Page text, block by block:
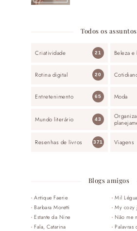
Todos os assuntos
Criatividade 21 Beleza e
Rotina digital 20
Entretenimento 65 Moda
Mundo literário 43
Resenhas de livros 371 Viagens
Blogs amigos
Antique Faerie
Barbara Moretti
Estante da Nine
Fala, Catarina
Mil
My cozy
Não me
Palavras